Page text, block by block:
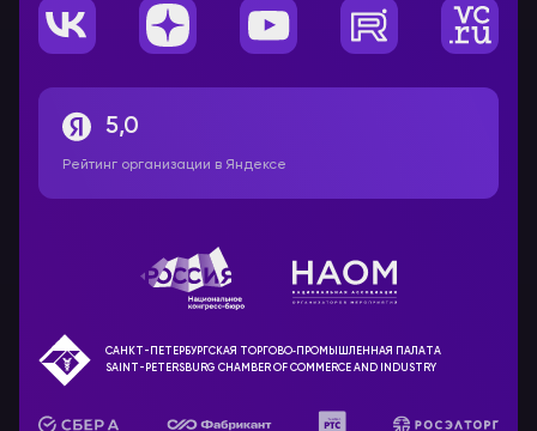
5,0
Рейтинг организации в Яндексе
САНКТ-ПЕТЕРБУРГСКАЯ ТОРГОВО‑ПРОМЫШЛЕННАЯ ПАЛАТА
SAINT-PETERSBURG CHAMBER OF COMMERCE AND INDUSTRY